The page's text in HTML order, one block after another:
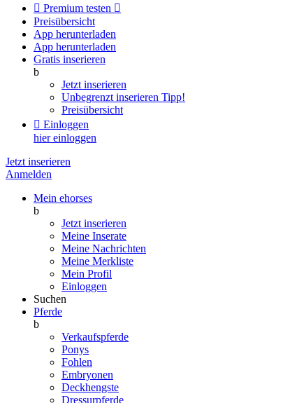
 Premium testen 
Preisübersicht
App herunterladen
App herunterladen
Gratis inserieren
b
Jetzt inserieren
Unbegrenzt inserieren Tipp!
Preisübersicht
 Einloggen
hier einloggen
Jetzt inserieren
Anmelden
Mein ehorses
b
Jetzt inserieren
Meine Inserate
Meine Nachrichten
Meine Merkliste
Mein Profil
Einloggen
Suchen
Pferde
b
Verkaufspferde
Ponys
Fohlen
Embryonen
Deckhengste
Dressurpferde